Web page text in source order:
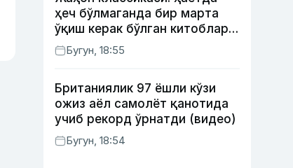
ҳеч бўлмаганда бир марта
ўқиш керак бўлган китоблар
(II қисм)
Бугун, 18:55
Британиялик 97 ёшли кўзи
ожиз аёл самолёт қанотида
учиб рекорд ўрнатди (видео)
Бугун, 18:54